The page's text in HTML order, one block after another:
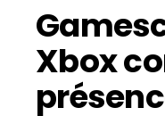
Xbox